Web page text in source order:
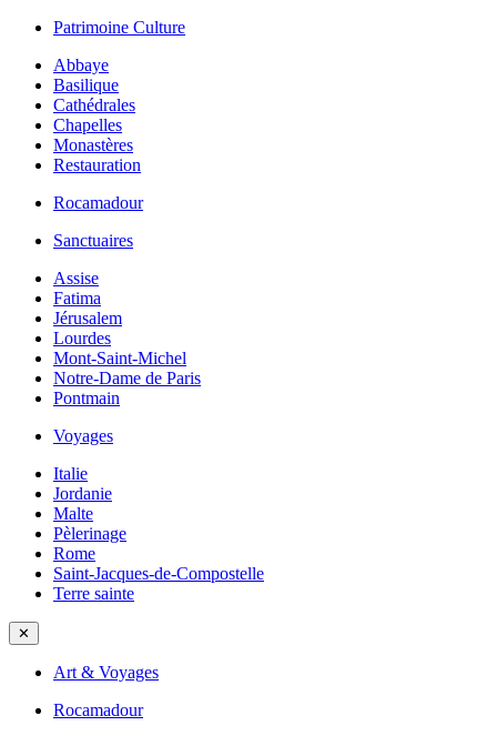
Patrimoine Culture
Abbaye
Basilique
Cathédrales
Chapelles
Monastères
Restauration
Rocamadour
Sanctuaires
Assise
Fatima
Jérusalem
Lourdes
Mont-Saint-Michel
Notre-Dame de Paris
Pontmain
Voyages
Italie
Jordanie
Malte
Pèlerinage
Rome
Saint-Jacques-de-Compostelle
Terre sainte
✕
Art & Voyages
Rocamadour